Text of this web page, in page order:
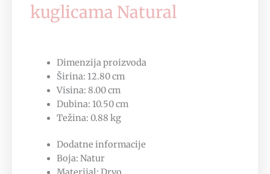
kuglicama Natural
Dimenzija proizvoda
Širina: 12.80 cm
Visina: 8.00 cm
Dubina: 10.50 cm
Težina: 0.88 kg
Dodatne informacije
Boja: Natur